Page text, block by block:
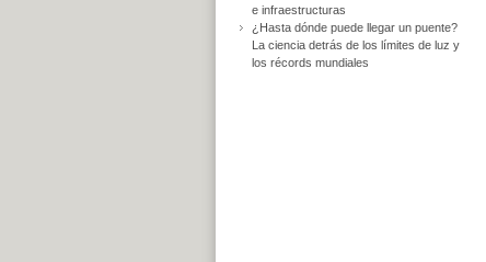
e infraestructuras
¿Hasta dónde puede llegar un puente?
La ciencia detrás de los límites de luz y
los récords mundiales